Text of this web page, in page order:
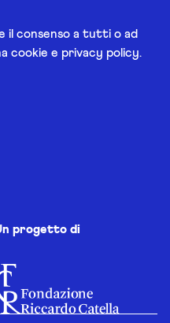
il consenso a tutti o ad
cookie e privacy policy.
progetto di